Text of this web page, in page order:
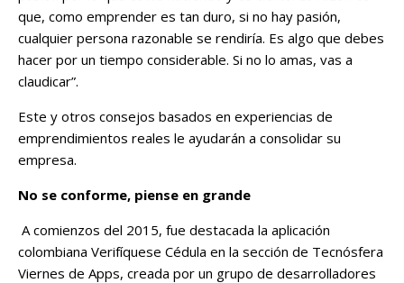
que, como emprender es tan duro, si no hay pasión,
cualquier persona razonable se rendiría. Es algo que debes
hacer por un tiempo considerable. Si no lo amas, vas a
claudicar”.
Este y otros consejos basados en experiencias de
emprendimientos reales le ayudarán a consolidar su
empresa.
No se conforme, piense en grande
A comienzos del 2015, fue destacada la aplicación
colombiana Verifíquese Cédula en la sección de Tecnósfera
Viernes de Apps, creada por un grupo de desarrolladores